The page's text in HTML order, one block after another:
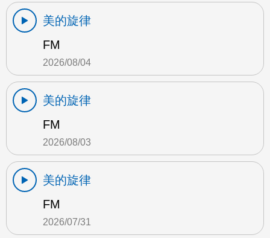
美的旋律
FM
2026/08/04
美的旋律
FM
2026/08/03
美的旋律
FM
2026/07/31